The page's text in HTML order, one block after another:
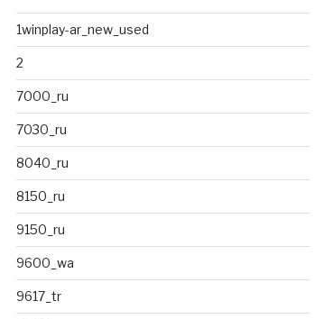
1winplay-ar_new_used
2
7000_ru
7030_ru
8040_ru
8150_ru
9150_ru
9600_wa
9617_tr